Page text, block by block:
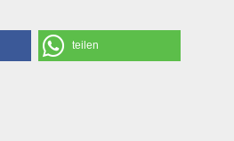
teilen